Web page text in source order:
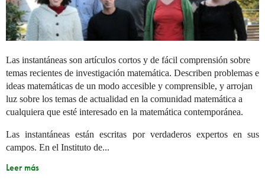
Las instantáneas son artículos cortos y de fácil comprensión sobre
temas recientes de investigación matemática. Describen problemas e
ideas matemáticas de un modo accesible y comprensible, y arrojan
luz sobre los temas de actualidad en la comunidad matemática a
cualquiera que esté interesado en la matemática contemporánea.
Las instantáneas están escritas por verdaderos expertos en sus
campos. En el Instituto de...
Leer más